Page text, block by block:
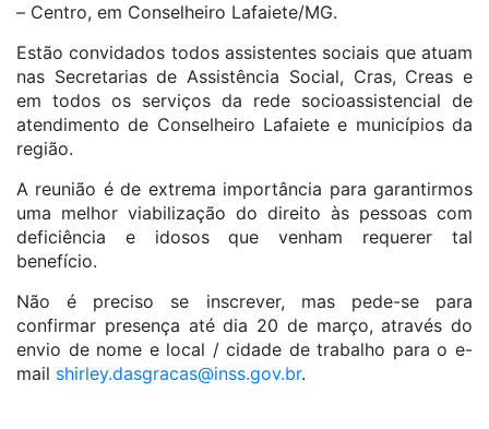
– Centro, em Conselheiro Lafaiete/MG.
Estão convidados todos assistentes sociais que atuam
nas Secretarias de Assistência Social, Cras, Creas e
em todos os serviços da rede socioassistencial de
atendimento de Conselheiro Lafaiete e municípios da
região.
A reunião é de extrema importância para garantirmos
uma melhor viabilização do direito às pessoas com
deficiência e idosos que venham requerer tal
benefício.
Não é preciso se inscrever, mas pede-se para
confirmar presença até dia 20 de março, através do
envio de nome e local / cidade de trabalho para o e-
mail shirley.dasgracas@inss.gov.br.